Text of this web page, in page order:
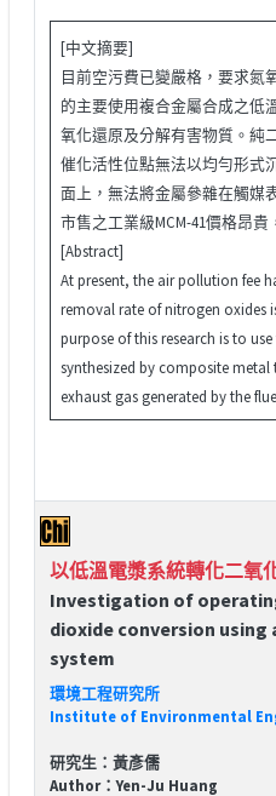
[中文摘要]
目前空污費已變嚴格，要求氮
的主要使用複合金屬合成之低
氧化還原及分解有害物質。純
催化活性位點無法以均勻形式
面上，無法將金屬參雜在觸媒
市售之工業級MCM-41價格昂貴
[Abstract]
At present, the air pollution fee
removal rate of nitrogen oxides
purpose of this research is to
synthesized by composite
exhaust gas generated by the
以低溫電漿系統轉化二氧
Investigation of
dioxide conversion using
system
環境工程研究所
Institute of Environmental
研究生：黃彥儒
Author：Yen-Ju Huang